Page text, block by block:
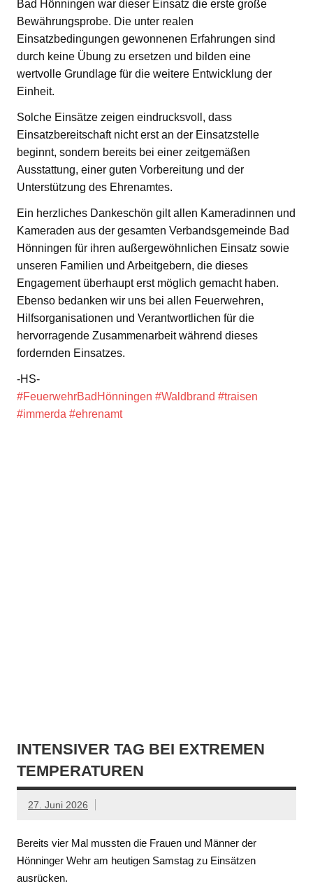
Bad Hönningen war dieser Einsatz die erste große
Bewährungsprobe. Die unter realen
Einsatzbedingungen gewonnenen Erfahrungen sind
durch keine Übung zu ersetzen und bilden eine
wertvolle Grundlage für die weitere Entwicklung der
Einheit.
Solche Einsätze zeigen eindrucksvoll, dass
Einsatzbereitschaft nicht erst an der Einsatzstelle
beginnt, sondern bereits bei einer zeitgemäßen
Ausstattung, einer guten Vorbereitung und der
Unterstützung des Ehrenamtes.
Ein herzliches Dankeschön gilt allen Kameradinnen und
Kameraden aus der gesamten Verbandsgemeinde Bad
Hönningen für ihren außergewöhnlichen Einsatz sowie
unseren Familien und Arbeitgebern, die dieses
Engagement überhaupt erst möglich gemacht haben.
Ebenso bedanken wir uns bei allen Feuerwehren,
Hilfsorganisationen und Verantwortlichen für die
hervorragende Zusammenarbeit während dieses
fordernden Einsatzes.
-HS-
#FeuerwehrBadHönningen #Waldbrand #traisen
#immerda #ehrenamt
INTENSIVER TAG BEI EXTREMEN
TEMPERATUREN
27. Juni 2026
Bereits vier Mal mussten die Frauen und Männer der
Hönninger Wehr am heutigen Samstag zu Einsätzen
ausrücken.